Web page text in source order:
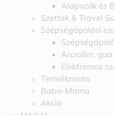
Alapozók és
Szettek & Travel
Szépségápolási
Arcroller, gua
Elektromos
Termékminta
Baba-Mama
Akció